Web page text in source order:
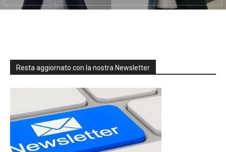
Resta aggiornato con la nostra Newsletter